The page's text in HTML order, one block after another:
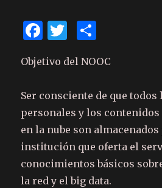
F
c
e
b
o
o
k
T
it
te
r
m
p
ar
te
ix
Objetivo del NOOC
Ser consciente de que todos
personales y los contenidos
en la nube son
institución que oferta el
conocimientos básicos
la red y el big data.